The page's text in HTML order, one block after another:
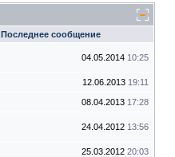
Последнее сообщение
04.05.2014 10:25
12.06.2013 19:11
08.04.2013 17:28
24.04.2012 13:56
25.03.2012 20:03